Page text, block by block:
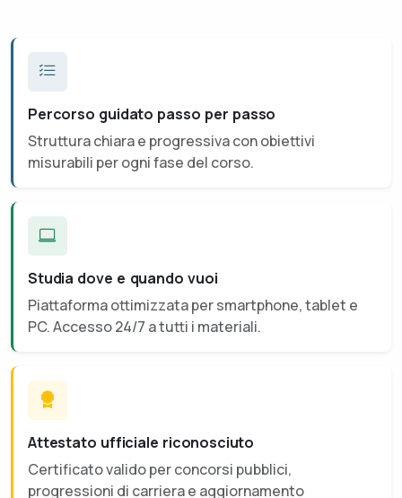
Percorso guidato passo per passo
Struttura chiara e progressiva con obiettivi
misurabili per ogni fase del corso.
Studia dove e quando vuoi
Piattaforma ottimizzata per smartphone, tablet e
PC. Accesso 24/7 a tutti i materiali.
Attestato ufficiale riconosciuto
Certificato valido per concorsi pubblici,
progressioni di carriera e aggiornamento